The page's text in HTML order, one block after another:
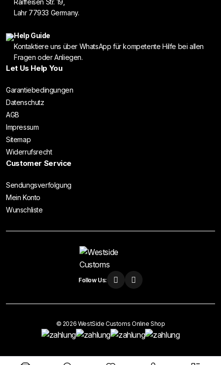
Raiffeisen Str. 19,
Lahr 77933 Germany.
Help Guide
Kontaktiere uns über WhatsApp für kompetente Hilfe bei allen
Fragen oder Anliegen.
Let Us Help You
Garantiebedingungen
Datenschutz
AGB
Impressum
Sitemap
Widerrufsrecht
Customer Service
Sendungsverfolgung
Mein Konto
Wunschliste
Follow Us:
© 2026 WestSide Customs Online Shop